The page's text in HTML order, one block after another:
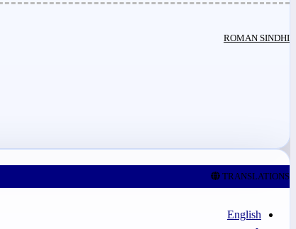
ROMAN SINDHI
TRANSLATIONS
English